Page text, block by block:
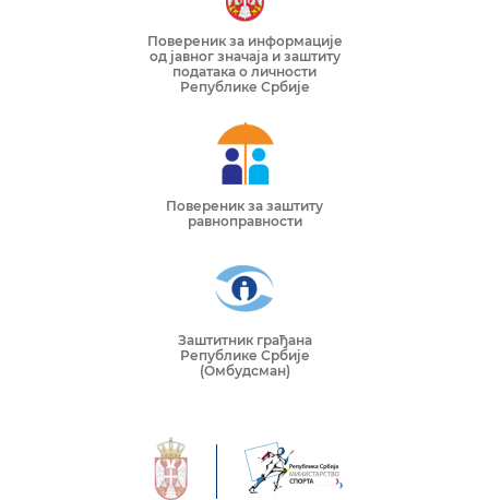
Повереник за информације
од јавног значаја и заштиту
података о личности
Републике Србије
Повереник за заштиту
равноправности
Заштитник грађана
Републике Србије
(Омбудсман)